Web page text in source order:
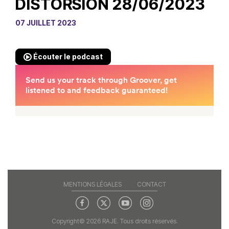
DISTORSION 28/06/2023
07 JUILLET 2023
Écouter le podcast
MENTIONS LÉGALES CONTACT
Copyright© 2026 RAJE. Tous droits réservés.